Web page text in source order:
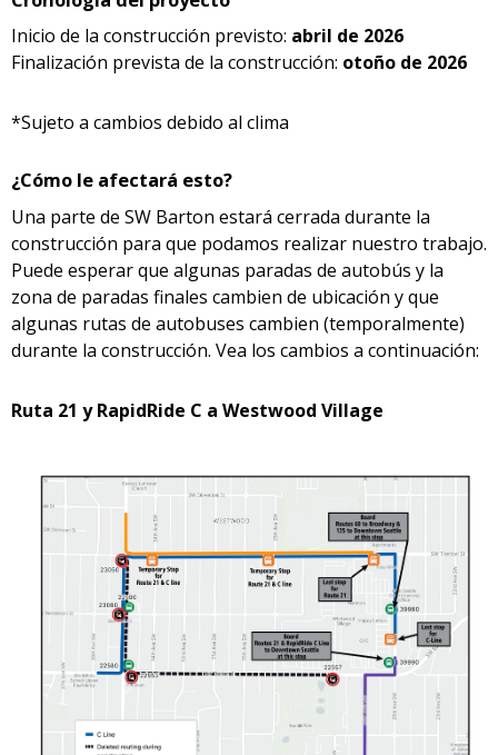
Inicio de la construcción previsto: abril de 2026
Finalización prevista de la construcción: otoño de 2026
*Sujeto a cambios debido al clima
¿Cómo le afectará esto?
Una parte de SW Barton estará cerrada durante la
construcción para que podamos realizar nuestro trabajo.
Puede esperar que algunas paradas de autobús y la
zona de paradas finales cambien de ubicación y que
algunas rutas de autobuses cambien (temporalmente)
durante la construcción. Vea los cambios a continuación:
Ruta 21 y RapidRide C a Westwood Village